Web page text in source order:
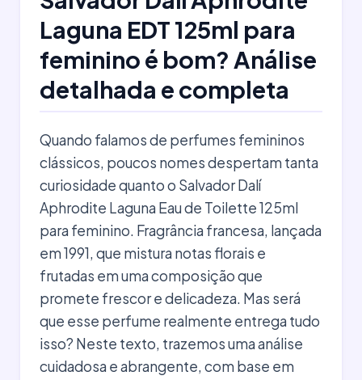
Laguna EDT 125ml para
feminino é bom? Análise
detalhada e completa
Quando falamos de perfumes femininos
clássicos, poucos nomes despertam tanta
curiosidade quanto o Salvador Dalí
Aphrodite Laguna Eau de Toilette 125ml
para feminino. Fragrância francesa, lançada
em 1991, que mistura notas florais e
frutadas em uma composição que
promete frescor e delicadeza. Mas será
que esse perfume realmente entrega tudo
isso? Neste texto, trazemos uma análise
cuidadosa e abrangente, com base em